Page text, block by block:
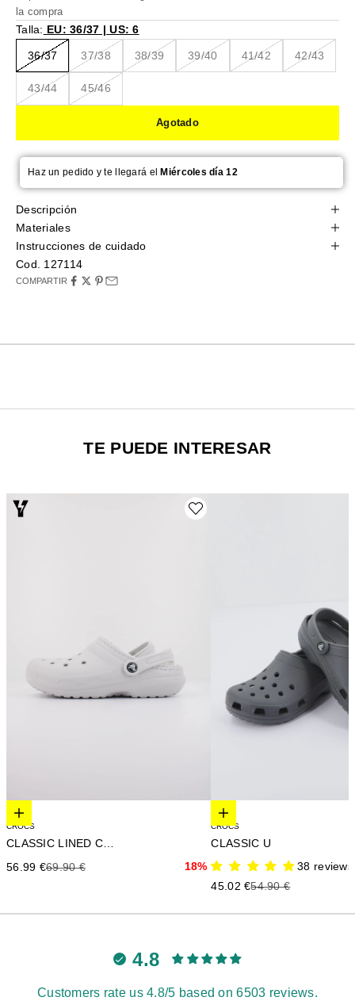
la compra
Talla: EU: 36/37 | US: 6
36/37 37/38 38/39 39/40 41/42 42/43
43/44 45/46
Agotado
Haz un pedido y te llegará elMiércoles día 12
Descripción
Materiales
Instrucciones de cuidado
Cod. 127114
COMPARTIR
TE PUEDE INTERESAR
Elige opciones
CROCS
CLASSIC LINED CLOG
Precio de oferta
56.99 €Precio anterior
69.90 € 18%
Elige opciones
CROCS
CLASSIC U
38 reviews
Precio de oferta
45.02 €Precio anterior
54.90 €
4.8
Customers rate us 4.8/5 based on 6503 reviews.